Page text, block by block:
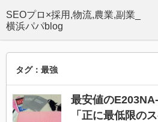
SEOプロ×採用,物流,農業,副業_
横浜パパblog
タグ：最強
最安値の
「正に最低限の